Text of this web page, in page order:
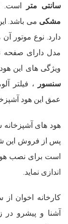
سانتی متر
است.
مشکی
مدل دارای صفحه
ویژگی های این
سنسور
عمق این هود آشپزخانه اخوان ۵۰
هود های
پس از فروش این
است برای نصب
اندازی نماید.
آشنا و پیشرو در